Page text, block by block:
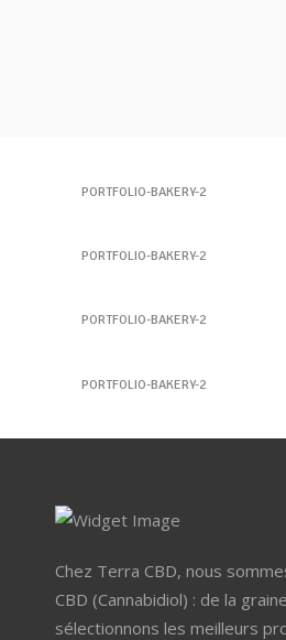
PORTFOLIO-BAKERY-2
PORTFOLIO-BAKERY-2
PORTFOLIO-BAKERY-2
PORTFOLIO-BAKERY-2
Chez Terra CBD, nous
CBD (Cannabidiol) : de la
sélectionnons les meilleurs